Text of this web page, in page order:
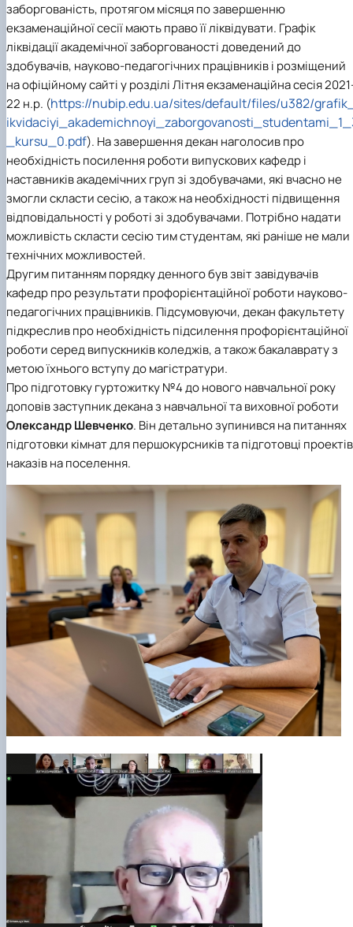
заборгованість, протягом місяця по завершенню
екзаменаційної сесії мають право її ліквідувати. Графік
ліквідації академічної заборгованості доведений до
здобувачів, науково-педагогічних працівників і розміщений
на офіційному сайті у розділі Літня екзаменаційна сесія
22 н.р. (https://nubip.edu.ua/sites/default/files/u382/
_kursu_0.pdf). На завершення декан наголосив про
необхідність посилення роботи випускових кафедр і
наставників академічних груп зі здобувачами, які вчасно не
змогли скласти сесію, а також на необхідності підвищення
відповідальності у роботі зі здобувачами. Потрібно надати
можливість скласти сесію тим студентам, які раніше не мали
технічних можливостей.
Другим питанням порядку денного був звіт завідувачів
кафедр про результати профорієнтаційної роботи науково-
педагогічних працівників. Підсумовуючи, декан факультету
підкреслив про необхідність підсилення профорієнтаційної
роботи серед випускників коледжів, а також бакалаврату з
метою їхнього вступу до магістратури.
Про підготовку гуртожитку №4 до нового навчальної року
доповів заступник декана з навчальної та виховної роботи
Олександр Шевченко. Він детально зупинився на питаннях
підготовки кімнат для першокурсників та підготовці проектів
наказів на поселення.